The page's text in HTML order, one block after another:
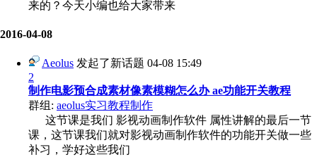
来的？今天小编也给大家带来
2016-04-08
Aeolus 发起了新话题 04-08 15:49
2
制作电影预合成素材像素模糊怎么办 ae功能开关教程
群组: aeolus实习教程制作
这节课是我们 影视动画制作软件 属性讲解的最后一节
课，这节课我们就对影视动画制作软件的功能开关做一些
补习，学好这些我们